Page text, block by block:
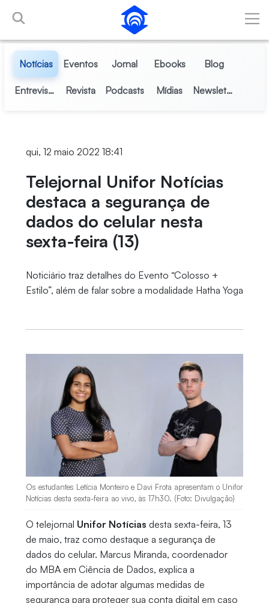
Pular para o Conteúdo principal
Notícias Eventos Jornal Ebooks Blog
Entrevistas Revista Podcasts Mídias Newsletter
qui, 12 maio 2022 18:41
Telejornal Unifor Notícias
destaca a segurança de
dados do celular nesta
sexta-feira (13)
Noticiário traz detalhes do Evento “Colosso +
Estilo”, além de falar sobre a modalidade Hatha Yoga
Os estudantes Letícia Monteiro e Davi Frota apresentam o Unifor
Notícias desta sexta-feira ao vivo, às 17h30. (Foto: Divulgação)
O telejornal Unifor Notícias desta sexta-feira, 13
de maio, traz como destaque a segurança de
dados do celular. Marcus Miranda, coordenador
do MBA em Ciência de Dados, explica a
importância de adotar algumas medidas de
segurança para proteger sua conta digital em caso